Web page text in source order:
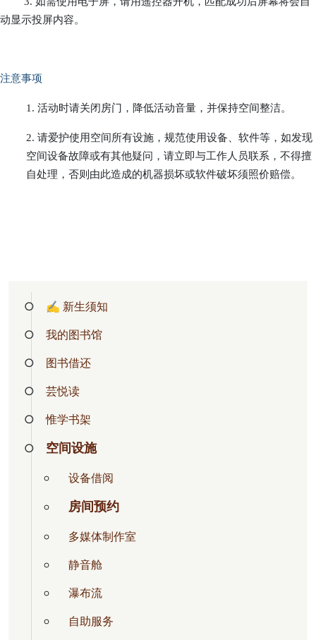
动显示投屏内容。
注意事项
1. 活动时请关闭房门，降低活动音量，并保持空间整洁。
2. 请爱护使用空间所有设施，规范使用设备、软件等，如发现
空间设备故障或有其他疑问，请立即与工作人员联系，不得擅
自处理，否则由此造成的机器损坏或软件破坏须照价赔偿。
✍ 新生须知
我的图书馆
图书借还
芸悦读
惟学书架
空间设施
设备借阅
房间预约
多媒体制作室
静音舱
瀑布流
自助服务